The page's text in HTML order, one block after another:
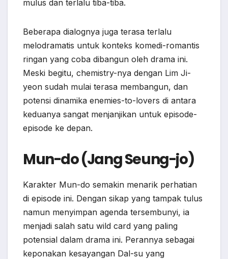
mulus dan terlalu tiba-tiba.
Beberapa dialognya juga terasa terlalu
melodramatis untuk konteks komedi-romantis
ringan yang coba dibangun oleh drama ini.
Meski begitu, chemistry-nya dengan Lim Ji-
yeon sudah mulai terasa membangun, dan
potensi dinamika enemies-to-lovers di antara
keduanya sangat menjanjikan untuk episode-
episode ke depan.
Mun-do (Jang Seung-jo)
Karakter Mun-do semakin menarik perhatian
di episode ini. Dengan sikap yang tampak tulus
namun menyimpan agenda tersembunyi, ia
menjadi salah satu wild card yang paling
potensial dalam drama ini. Perannya sebagai
keponakan kesayangan Dal-su yang